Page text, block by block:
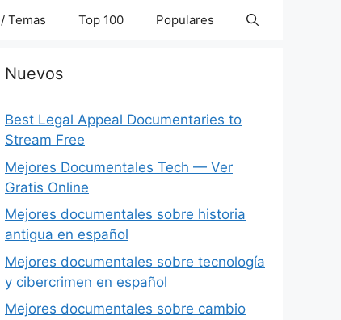
Temas Top 100 Populares
Nuevos
Best Legal Appeal Documentaries to
Stream Free
Mejores Documentales Tech — Ver
Gratis Online
Mejores documentales sobre historia
antigua en español
Mejores documentales sobre tecnología
y cibercrimen en español
Mejores documentales sobre cambio